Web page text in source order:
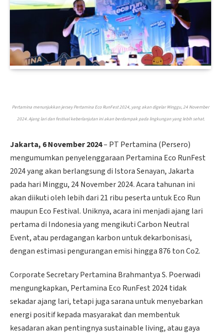
Pertamina menunjukkan jersey Pertamina Eco RunFest 2024, yang akan digelar Minggu, 24 November
2024. Ajang lari dan festival keberlanjutan ini akan berdampak pada lingkungan yang lebih sehat.
Jakarta, 6 November 2024– PT Pertamina (Persero)
mengumumkan penyelenggaraan Pertamina Eco RunFest
2024 yang akan berlangsung di Istora Senayan, Jakarta
pada hari Minggu, 24 November 2024. Acara tahunan ini
akan diikuti oleh lebih dari 21 ribu peserta untuk Eco Run
maupun Eco Festival. Uniknya, acara ini menjadi ajang lari
pertama di Indonesia yang mengikuti Carbon Neutral
Event, atau perdagangan karbon untuk dekarbonisasi,
dengan estimasi pengurangan emisi hingga 876 ton Co2.
Corporate Secretary Pertamina Brahmantya S. Poerwadi
mengungkapkan, Pertamina Eco RunFest 2024 tidak
sekadar ajang lari, tetapi juga sarana untuk menyebarkan
energi positif kepada masyarakat dan membentuk
kesadaran akan pentingnya sustainable living, atau gaya